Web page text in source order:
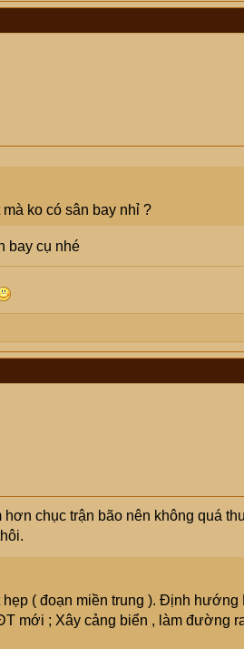
ko có sân bay nhỉ ?
bay cụ nhé
hơn chục trận bão nên không quá
( đoạn miền trung ). Định hướng
mới ; Xây cảng biển , làm đường